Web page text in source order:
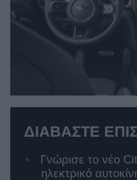
ΔΙΑΒΑΣΤΕ
Γνώρισε το νέο
ηλεκτρικό